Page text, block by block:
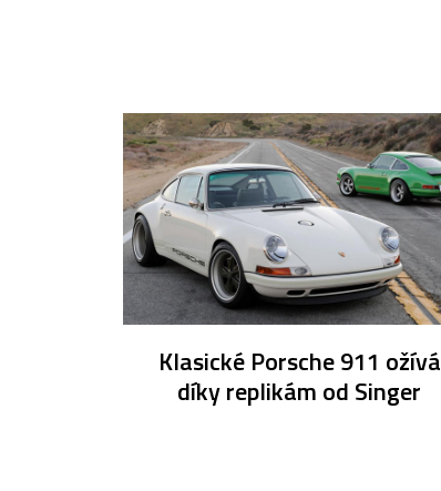
Klasické Porsche 911 ožívá
díky replikám od Singer